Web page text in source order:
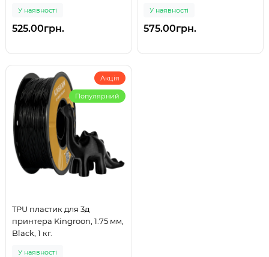
У наявності
525.00грн.
У наявності
575.00грн.
Акція
Популярний
TPU пластик для 3д
принтера Kingroon, 1.75 мм,
Black, 1 кг.
У наявності